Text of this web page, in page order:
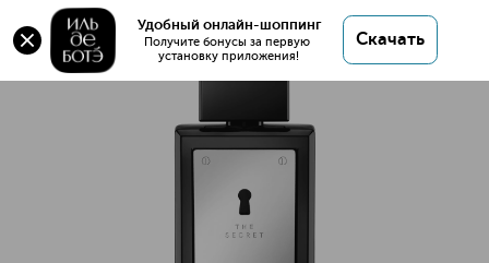
Удобный онлайн-шоппинг
Получите бонусы за первую
установку приложения!
Скачать
Оригинал 💯 The Secret Туалетная вода купить в
интернет магазине ИЛЬ ДЕ БОТЭ с доставкой.
The Secret Туалетная вода